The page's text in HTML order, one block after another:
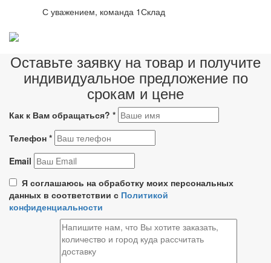
С уважением, команда 1Склад
Оставьте заявку на товар и получите
индивидуальное предложение по
срокам и цене
Как к Вам обращаться? *
Телефон *
Email
Я соглашаюсь на обработку моих персональных
данных в соответствии с Политикой
конфиденциальности